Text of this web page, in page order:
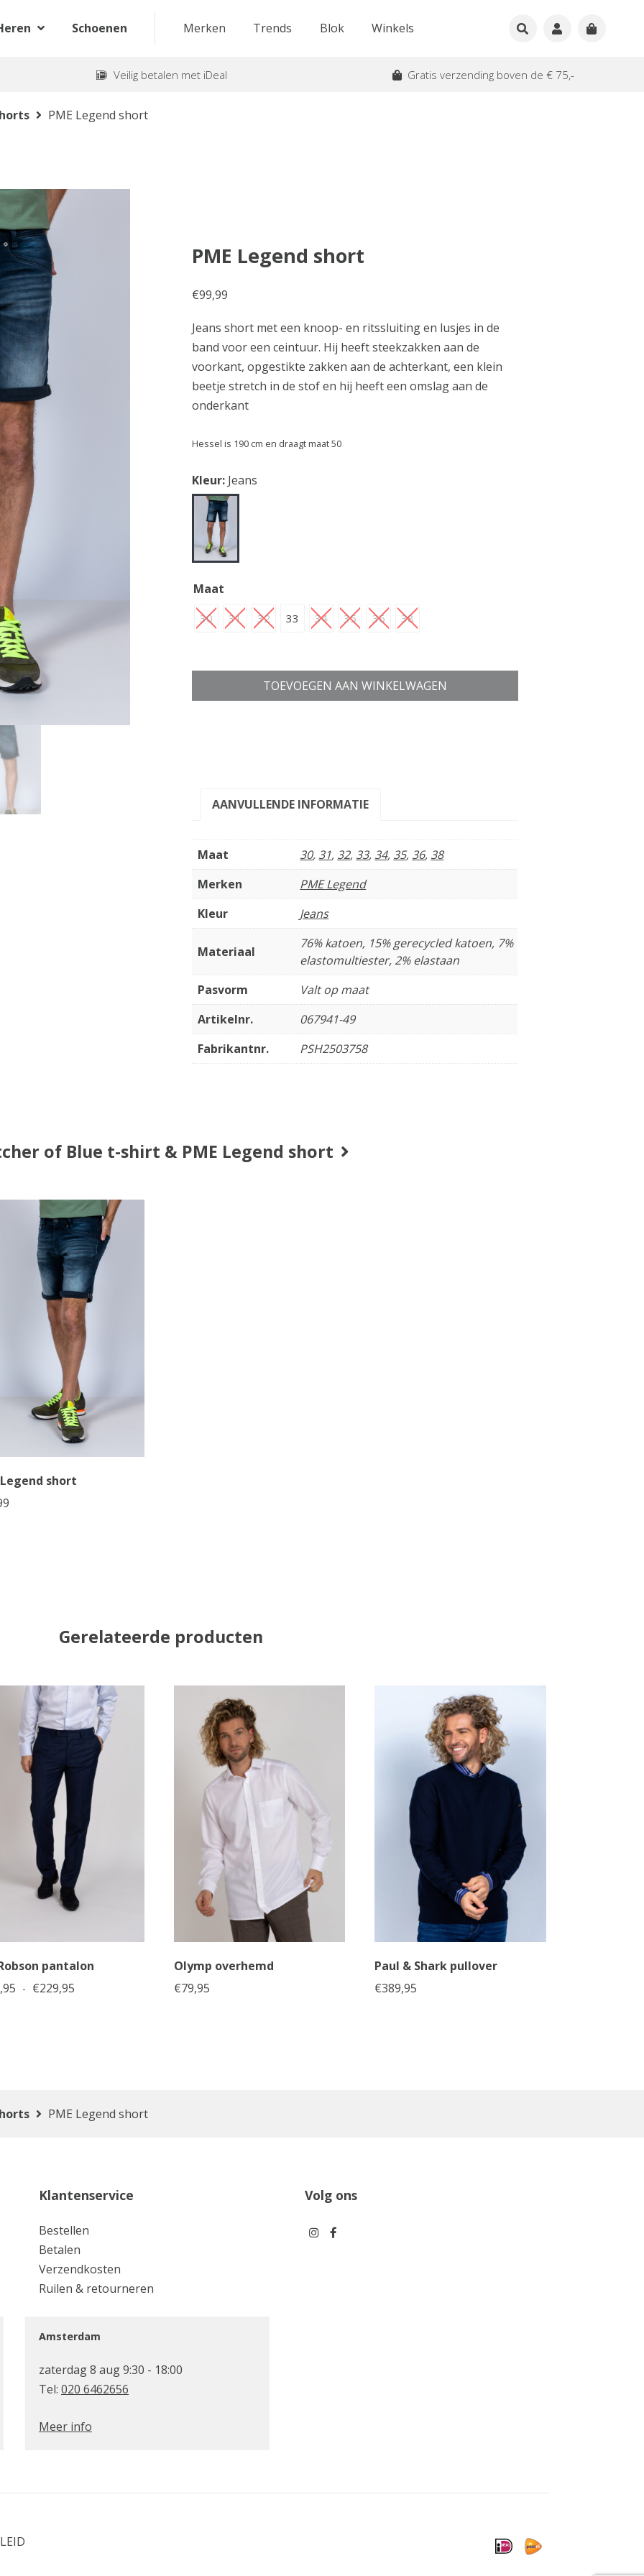
Schoenen Merken Trends Blok Winkels
Veilig betalen met iDeal Gratis verzending boven de € 75,-
PME Legend short
PME Legend short
€99,99
Jeans short met een knoop- en ritssluiting en lusjes in de
band voor een ceintuur. Hij heeft steekzakken aan de
voorkant, opgestikte zakken aan de achterkant, een klein
beetje stretch in de stof en hij heeft een omslag aan de
onderkant
Hessel is 190 cm en draagt maat 50
Kleur: Jeans
Maat
30 31 32 33 34 35 36 38
TOEVOEGEN AAN WINKELWAGEN
AANVULLENDE INFORMATIE
Maat 30, 31, 32, 33, 34, 35, 36, 38
Merken
PME Legend
Kleur
Jeans
Materiaal
76% katoen, 15% gerecycled katoen, 7%
elastomultiester, 2% elastaan
Pasvorm
Valt op maat
Artikelnr.
067941-49
Fabrikantnr.
PSH2503758
of Blue t-shirt & PME Legend short
Legend short
Gerelateerde producten
pantalon
- €229,95 Prijsklasse: €199,95 tot €229,95
Olymp overhemd
€79,95
Paul & Shark pullover
€389,95
PME Legend short
Klantenservice
Bestellen
Betalen
Verzendkosten
Ruilen & retourneren
Volg ons
Amsterdam
zaterdag 8 aug 9:30 - 18:00
Tel: 020 6462656
Meer info